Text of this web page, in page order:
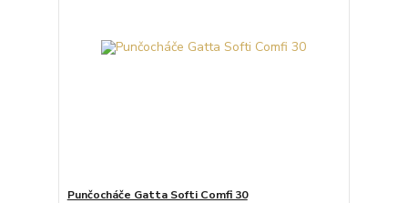
Punčocháče Gatta Softi Comfi 30